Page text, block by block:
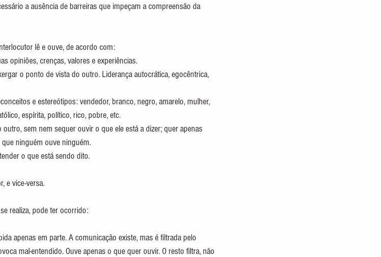
a ausência de barreiras que impeçam a compreensão da
lê e ouve, de acordo com:
opiniões, crenças, valores e experiências.
o ponto de vista do outro. Liderança autocrática, egocêntrica,
e estereótipos: vendedor, branco, negro, amarelo, mulher,
espírita, político, rico, pobre, etc.
sem nem sequer ouvir o que ele está a dizer; quer apenas
que ninguém ouve ninguém.
o que está sendo dito.
e vice-versa.
realiza, pode ter ocorrido:
apenas em parte. A comunicação existe, mas é filtrada pelo
mal-entendido. Ouve apenas o que quer ouvir. O resto filtra, não